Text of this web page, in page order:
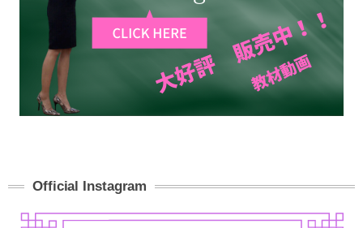
Official Instagram